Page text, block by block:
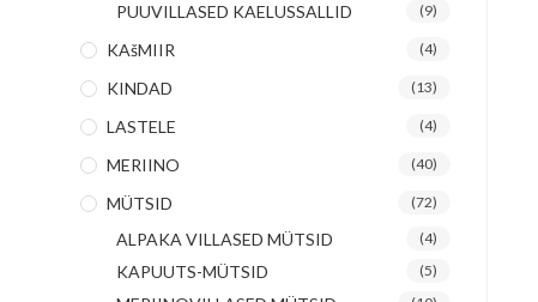
PUUVILLASED KAELUSSALLID (9)
KAšMIIR (4)
KINDAD (13)
LASTELE (4)
MERIINO (40)
MÜTSID (72)
ALPAKA VILLASED MÜTSID (4)
KAPUUTS-MÜTSID (5)